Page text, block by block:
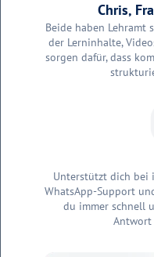
Chris,
Beide haben
der Lerninhalte,
sorgen dafür, dass
Unterstützt dich bei
WhatsApp-Support
du immer schnell
Antwort